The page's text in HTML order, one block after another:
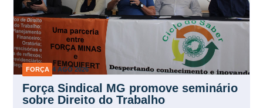
FORÇA 4 AGO 2026
Força Sindical MG promove seminário
sobre Direito do Trabalho